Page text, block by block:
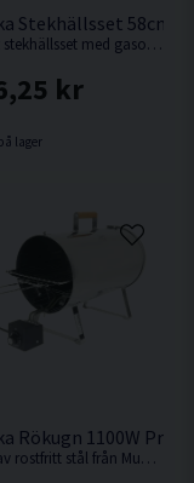
Stekhällsset 58cm
Komplett stekhällsset med gasolbrännare D400 Pro.
kr
lager
Rökugn 1100W Pro
Rökugn av rostfritt stål från Muurikka.